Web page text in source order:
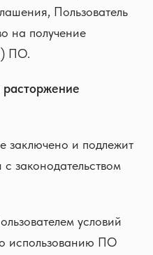
Пользователь
на получение
ПО.
заключено и подлежит
законодательством
условий
использованию ПО